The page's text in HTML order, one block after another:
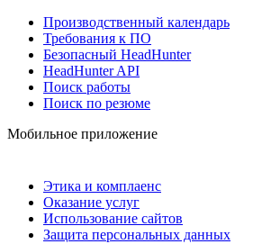
Производственный календарь
Требования к ПО
Безопасный HeadHunter
HeadHunter API
Поиск работы
Поиск по резюме
Мобильное приложение
Этика и комплаенс
Оказание услуг
Использование сайтов
Защита персональных данных